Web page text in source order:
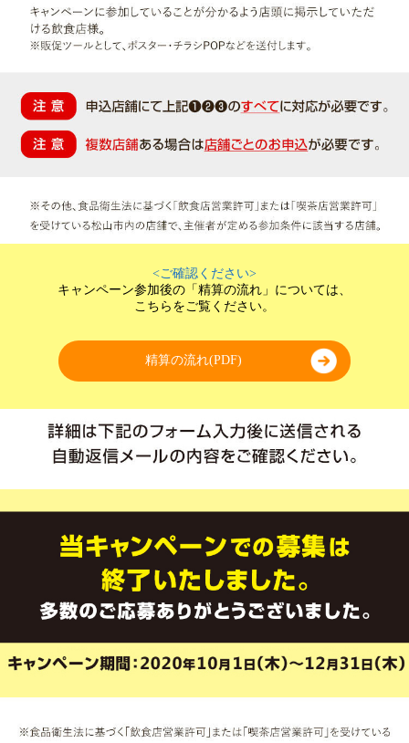
<ご確認ください>
キャンペーン参加後の「精算の流れ」については、
こちらをご覧ください。
精算の流れ(PDF)